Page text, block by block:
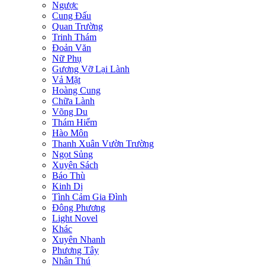
Ngược
Cung Đấu
Quan Trường
Trinh Thám
Đoản Văn
Nữ Phụ
Gương Vỡ Lại Lành
Vả Mặt
Hoàng Cung
Chữa Lành
Võng Du
Thám Hiểm
Hào Môn
Thanh Xuân Vườn Trường
Ngọt Sủng
Xuyên Sách
Báo Thù
Kinh Dị
Tình Cảm Gia Đình
Đông Phương
Light Novel
Khác
Xuyên Nhanh
Phương Tây
Nhân Thú